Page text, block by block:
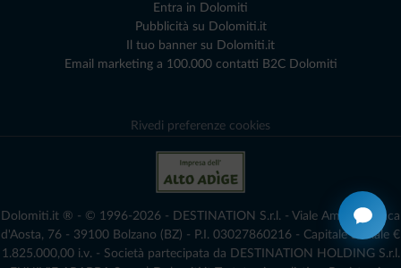
Entra in Dolomiti
Pubblicità su Dolomiti.it
Il tuo banner su Dolomiti.it
Email marketing a 100.000 contatti B2C Dolomiti
Rivedi preferenze cookies
Dolomiti.it ® - © 1996-2026 - DESTINATION S.r.l. - Viale Amedeo Duca
d'Aosta, 76 - 39100 Bolzano (BZ) - P.I. 03027860216 - Capitale Sociale €
1.825.000,00 i.v. - Società partecipata da DESTINATION HOLDING S.r.l.